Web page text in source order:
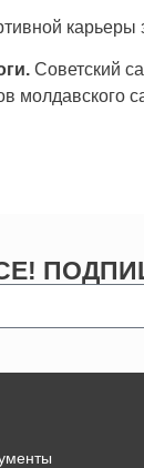
Советский
молдавского